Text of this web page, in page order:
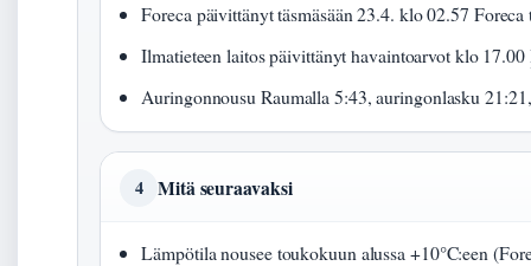
Foreca päivittänyt täsmäsään 23.4. klo 02.57 Foreca
Ilmatieteen laitos päivittänyt havaintoarvot klo 17.00
Auringonnousu Raumalla 5:43, auringonlasku
4 Mitä seuraavaksi
Lämpötila nousee toukokuun alussa +10°C:een